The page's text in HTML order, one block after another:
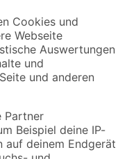
mehr verpassen!